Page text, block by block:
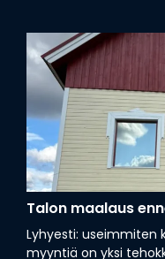
Talon maalaus
Lyhyesti: useimmiten
myyntiä on yksi